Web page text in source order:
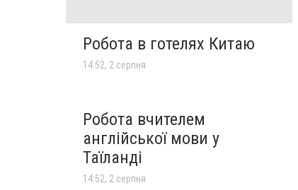
Робота в готелях Китаю
14:52, 2 серпня
Робота вчителем
англійської мови у
Таїланді
14:52, 2 серпня